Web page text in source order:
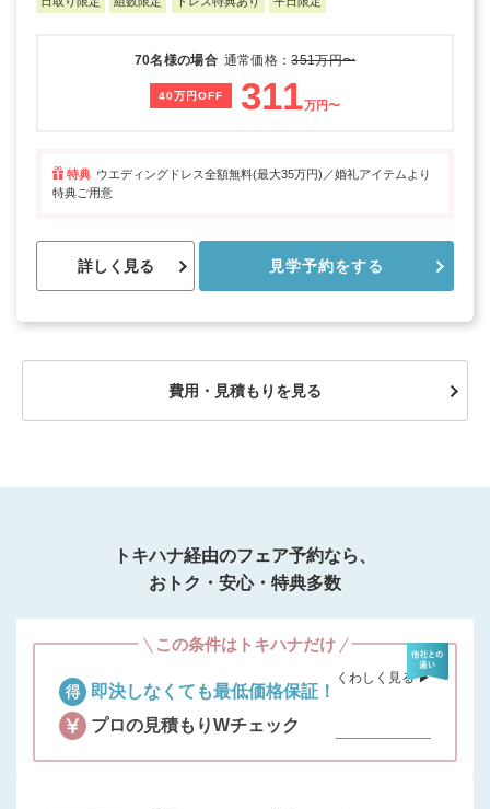
70名様の場合 通常価格：351万円〜
40万円OFF 311万円〜
特典 ウエディングドレス全額無料(最大35万円)／婚礼アイテムより
特典ご用意
詳しく見る 見学予約をする
費用・見積もりを見る
トキハナ経由のフェア予約なら、
おトク・安心・特典多数
この条件はトキハナだけ
即決しなくても最低価格保証！
プロの見積もりWチェック
くわしく見る ▶︎